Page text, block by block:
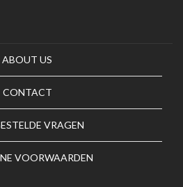
ABOUT US
CONTACT
VRAGEN
VOORWAARDEN